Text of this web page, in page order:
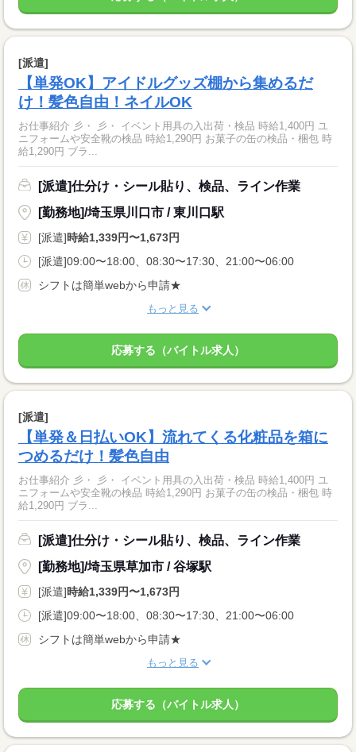
[派遣]
【単発OK】アイドルグッズ棚から集めるだ
け！髪色自由！ネイルOK
お仕事紹介 彡・ 彡・ イベント用具の入出荷・検品 時給1,400円 ユ
ニフォームや安全靴の検品 時給1,290円 お菓子の缶の検品・梱包 時
給1,290円 ブラ...
[派遣]仕分け・シール貼り、検品、ライン作業
[勤務地]/埼玉県川口市 / 東川口駅
[派遣]時給1,339円〜1,673円
[派遣]09:00〜18:00、08:30〜17:30、21:00〜06:00
シフトは簡単webから申請★
もっと見る
応募する（バイトル求人）
[派遣]
【単発＆日払いOK】流れてくる化粧品を箱に
つめるだけ！髪色自由
お仕事紹介 彡・ 彡・ イベント用具の入出荷・検品 時給1,400円 ユ
ニフォームや安全靴の検品 時給1,290円 お菓子の缶の検品・梱包 時
給1,290円 ブラ...
[派遣]仕分け・シール貼り、検品、ライン作業
[勤務地]/埼玉県草加市 / 谷塚駅
[派遣]時給1,339円〜1,673円
[派遣]09:00〜18:00、08:30〜17:30、21:00〜06:00
シフトは簡単webから申請★
もっと見る
応募する（バイトル求人）